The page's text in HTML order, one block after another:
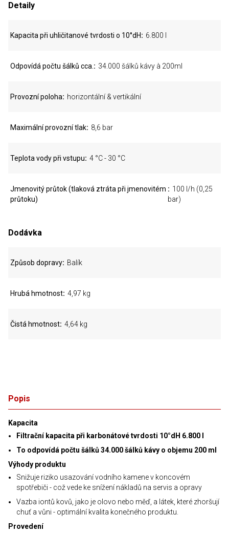
Popis
Kapacita
Filtrační kapacita při karbonátové tvrdosti 10°dH 6.800 l
To odpovídá počtu šálků 34.000 šálků kávy o objemu 200 ml
Výhody produktu
Snižuje riziko usazování vodního kamene v koncovém
spotřebiči - což vede ke snížení nákladů na servis a opravy
Vazba iontů kovů, jako je olovo nebo měď, a látek, které zhoršují
chuť a vůni - optimální kvalita konečného produktu.
Provedení
Detaily
Kapacita při uhličitanové tvrdosti o 10°dH 6.800 l
Odpovídá počtu šálků cca. 34.000 šálků kávy à 200ml
Provozní poloha horizontální & vertikální
Maximální provozní tlak 8,6 bar
Teplota vody při vstupu 4 °C - 30 °C
Jmenovitý průtok (tlaková ztráta při jmenovitém
průtoku)
100 l/h (0,25
bar)
Dodávka
Způsob dopravy Balík
Hrubá hmotnost 4,97 kg
Čistá hmotnost 4,64 kg